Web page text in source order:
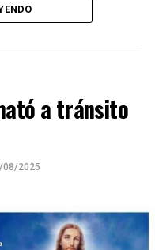
les permitió
que
en Cancún,
esa etapa, el equipo
a México en la final
en Costa Rica.
a tránsito
08/2025